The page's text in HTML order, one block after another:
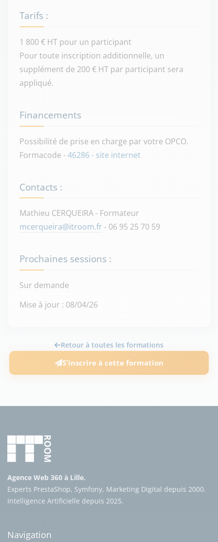
Tarifs :
1 800 € HT pour un participant
Pour toute inscription additionnelle, un
supplément de 200 € HT par participant sera
appliqué.
Financements
Possibilité de prise en charge par votre OPCO.
Formacode -46286 - site internet
Contacts :
Mathieu CERQUEIRA - Formateur
mcerqueira@itroom.fr - 06 95 25 70 59
Prochaines sessions :
Sur demande
Mise à jour : 08/04/26
Retour à toutes les formations
S'inscrire à cette formation
Agence Web 360 à Lille.
Experts PrestaShop, Symfony, Marketing Digital depuis 2000.
Intelligence Artificielle depuis 2025.
Navigation